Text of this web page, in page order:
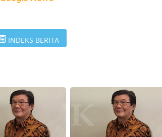
INDEKS BERITA